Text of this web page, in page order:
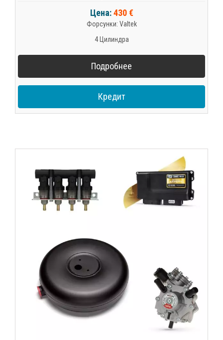
Цена:430 €
Форсунки: Valtek
4 Цилиндра
Подробнее
Кредит